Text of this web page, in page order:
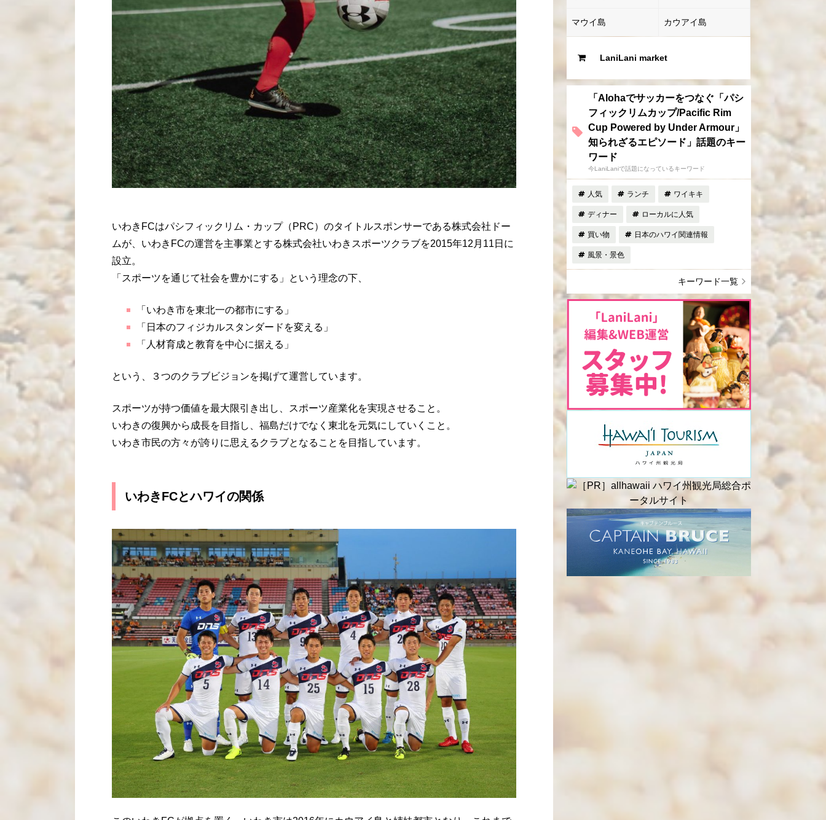
いわきFCはパシフィックリム・カップ（PRC）のタイトルスポンサーである株式会社ドー
ムが、いわきFCの運営を主事業とする株式会社いわきスポーツクラブを2015年12月11日に
設立。
「スポーツを通じて社会を豊かにする」という理念の下、
「いわき市を東北一の都市にする」
「日本のフィジカルスタンダードを変える」
「人材育成と教育を中心に据える」
という、３つのクラブビジョンを掲げて運営しています。
スポーツが持つ価値を最大限引き出し、スポーツ産業化を実現させること。
いわきの復興から成長を目指し、福島だけでなく東北を元気にしていくこと。
いわき市民の方々が誇りに思えるクラブとなることを目指しています。
いわきFCとハワイの関係
マウイ島 カウアイ島
LaniLani market
「Alohaでサッカーをつなぐ「パシ
フィックリムカップ/Pacific Rim
Cup Powered by Under Armour」
知られざるエピソード」話題のキー
ワード
今LaniLaniで話題になっているキーワード
人気 ランチ ワイキキ
ディナー ローカルに人気
買い物 日本のハワイ関連情報
風景・景色
キーワード一覧